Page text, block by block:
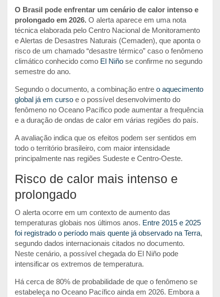
O Brasil pode enfrentar um cenário de calor intenso e
prolongado em 2026. O alerta aparece em uma nota
técnica elaborada pelo Centro Nacional de Monitoramento
e Alertas de Desastres Naturais (Cemaden), que aponta o
risco de um chamado “desastre térmico” caso o fenômeno
climático conhecido como El Niño se confirme no segundo
semestre do ano.
Segundo o documento, a combinação entre o aquecimento
global já em curso e o possível desenvolvimento do
fenômeno no Oceano Pacífico pode aumentar a frequência
e a duração de ondas de calor em várias regiões do país.
A avaliação indica que os efeitos podem ser sentidos em
todo o território brasileiro, com maior intensidade
principalmente nas regiões Sudeste e Centro-Oeste.
Risco de calor mais intenso e
prolongado
O alerta ocorre em um contexto de aumento das
temperaturas globais nos últimos anos. Entre 2015 e 2025
foi registrado o período mais quente já observado na Terra,
segundo dados internacionais citados no documento.
Neste cenário, a possível chegada do El Niño pode
intensificar os extremos de temperatura.
Há cerca de 80% de probabilidade de que o fenômeno se
estabeleça no Oceano Pacífico ainda em 2026. Embora a